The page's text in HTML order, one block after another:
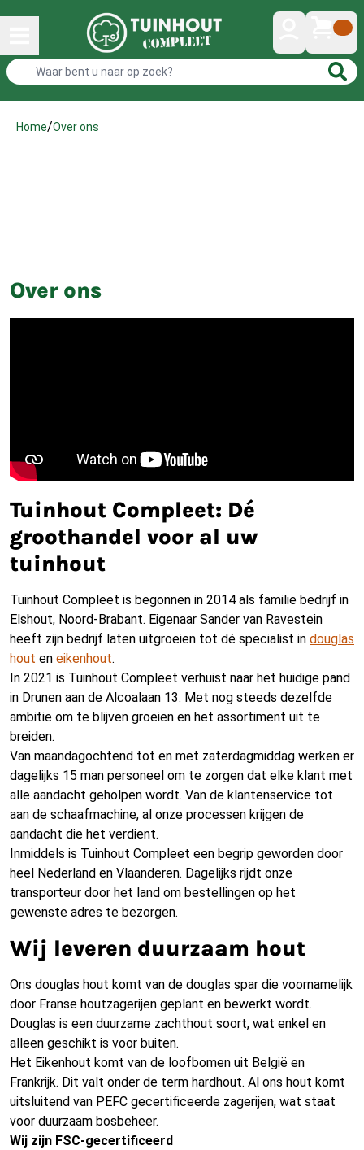
Home/Over ons
Over ons
Tuinhout Compleet: Dé
groothandel voor al uw
tuinhout
Tuinhout Compleet is begonnen in 2014 als familie bedrijf in
Elshout, Noord-Brabant. Eigenaar Sander van Ravestein
heeft zijn bedrijf laten uitgroeien tot dé specialist in douglas
hout en eikenhout.
In 2021 is Tuinhout Compleet verhuist naar het huidige pand
in Drunen aan de Alcoalaan 13. Met nog steeds dezelfde
ambitie om te blijven groeien en het assortiment uit te
breiden.
Van maandagochtend tot en met zaterdagmiddag werken er
dagelijks 15 man personeel om te zorgen dat elke klant met
alle aandacht geholpen wordt. Van de klantenservice tot
aan de schaafmachine, al onze processen krijgen de
aandacht die het verdient.
Inmiddels is Tuinhout Compleet een begrip geworden door
heel Nederland en Vlaanderen. Dagelijks rijdt onze
transporteur door het land om bestellingen op het
gewenste adres te bezorgen.
Wij leveren duurzaam hout
Ons douglas hout komt van de douglas spar die voornamelijk
door Franse houtzagerijen geplant en bewerkt wordt.
Douglas is een duurzame zachthout soort, wat enkel en
alleen geschikt is voor buiten.
Het Eikenhout komt van de loofbomen uit België en
Frankrijk. Dit valt onder de term hardhout. Al ons hout komt
uitsluitend van PEFC gecertificeerde zagerijen, wat staat
voor duurzaam bosbeheer.
Wij zijn FSC-gecertificeerd